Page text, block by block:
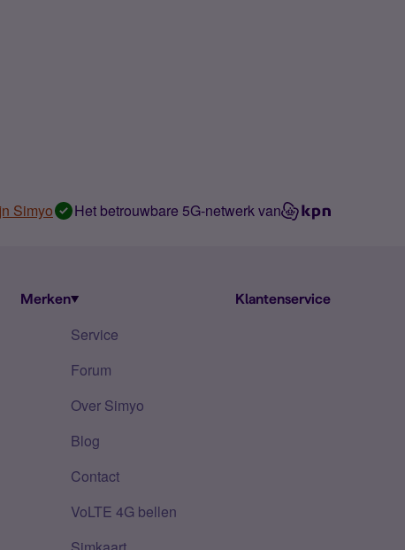
Simyo Het betrouwbare 5G-netwerk van
Merken Klantenservice
Service
Forum
Over Simyo
Blog
Contact
VoLTE 4G bellen